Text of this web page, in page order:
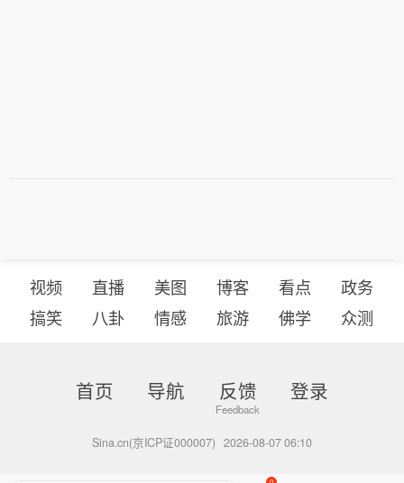
视频 直播 美图 博客 看点
政务
搞笑
八卦 情感 旅游 佛学 众测
首页 导航 反馈 登录
Sina.cn(京ICP证000007) 2026-08-07 06:10